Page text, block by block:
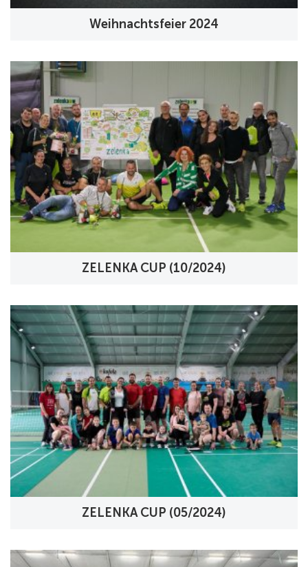
Weihnachtsfeier 2024
ZELENKA CUP (10/2024)
ZELENKA CUP (05/2024)